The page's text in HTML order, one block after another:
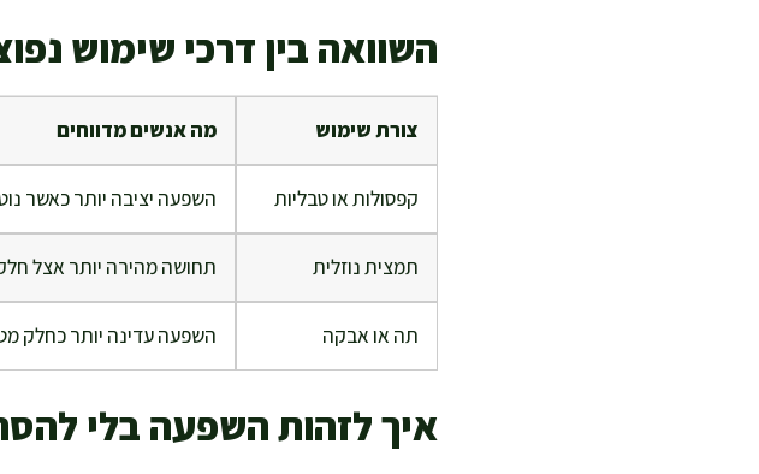
השוואה בין דרכי שימוש
צורת שימוש מה אנשים מדווחים
קפסולות או טבליות השפעה יציבה יותר כאשר
תמצית נוזלית תחושה מהירה יותר אצל
תה או אבקה השפעה עדינה יותר כחלק
איך לזהות השפעה בלי